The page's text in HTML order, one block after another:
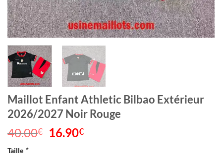
Maillot Enfant Athletic Bilbao Extérieur
2026/2027 Noir Rouge
40.00€
Le
16.90€
Taille *